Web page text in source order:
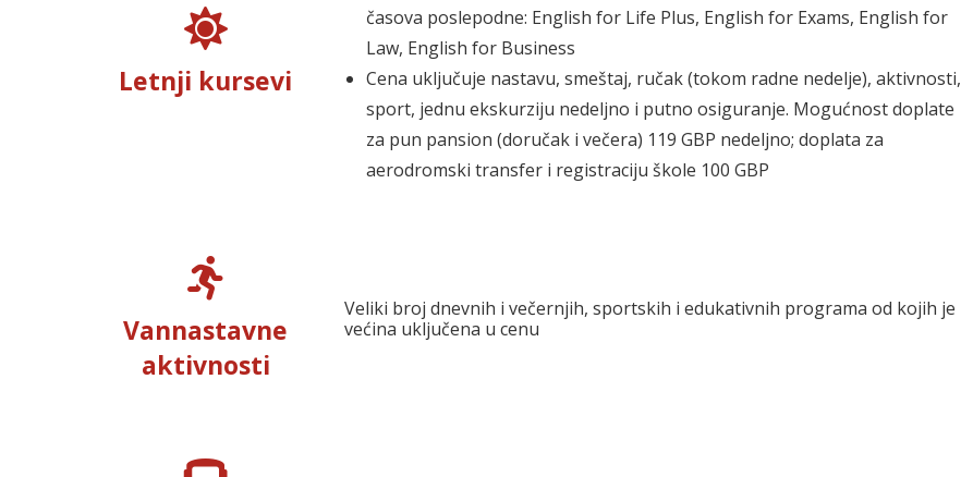
Letnji kursevi
časova poslepodne: English for Life Plus, English for Exams, English for
Law, English for Business
Cena uključuje nastavu, smeštaj, ručak (tokom radne nedelje), aktivnosti,
sport, jednu ekskurziju nedeljno i putno osiguranje. Mogućnost doplate
za pun pansion (doručak i večera) 119 GBP nedeljno; doplata za
aerodromski transfer i registraciju škole 100 GBP
Vannastavne
aktivnosti
Veliki broj dnevnih i večernjih, sportskih i edukativnih programa od kojih je
većina uključena u cenu